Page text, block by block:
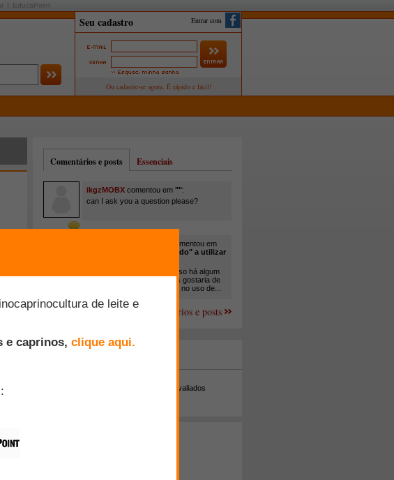
EducaPoint
Entrar com
Comentários e posts Essenciais
ikgzMOBX comentou em "":
can I ask you a question please?
comentou em
"Você está sendo "obrigado" a utilizar
Em minha propriedade, já uso há algum
tempo cana com ureia, mas gostaria de
um melhor aprofundamento no uso de...
Mais comentários e posts
Melhor avaliados